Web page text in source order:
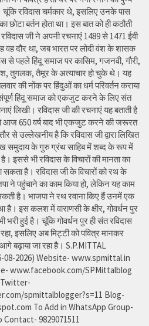
रविदास चर्मकार थे, इसलिए उनके पास
छोटा बर्तन होता था। इस बात को ही कठौती
जी ने अपनी रचनाएं 1489 से 1471 ईवी
वह दौर था, जब भारत पर लोदी वंश के शासक
से पहले हिंदू समाज पर कासिम, गजनवी, गौरी,
तुगलक, तैमूर के अत्याचार हो चुके थे। यह
की नोंक पर हिंदुओं का धर्म परिवर्तन कराया
हिंदू समाज को एकजुट करने के लिए संत
लिखी। रविदास जी की रचनाएं यह बताती है
आज 650 वर्ष बाद भी एकजुट करने की जरूरत
से उल्लेखनीय है कि रविदास जी द्वारा लिखित
समुदाय के गुरु ग्रंथ साहिब में शब्द के रूप में
इससे भी रविदास के विचारों की मानता का
सकता है। रविदास जी के विचारों को रथ के
ने पहुंचाने का काम किया हो, लेकिन यह काम
है। भाजपा ने रथ रवाना किए हैं उनमें एक
इस कलश में वाराणसी के क्षीर, गोवर्धन पुर
भरी हुई है। चूंकि गोवर्धन पुर ही संत रविदास
इसलिए अब मिट्टी को पवित्र मानकर
बढ़ाया जा रहा है। S.P.MITTAL
08-2026) Website- www.spmittal.in
www.facebook.com/SPMittalblog
spmittalblogger?s=11 Blog-
To Add in WhatsApp Group-
Contact- 9829071511